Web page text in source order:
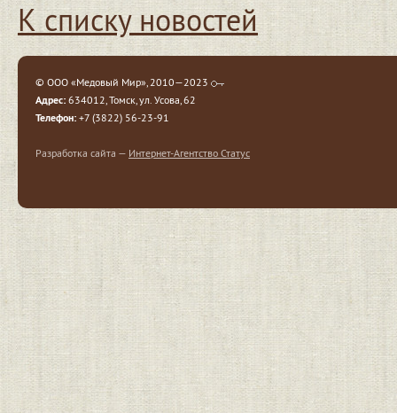
К списку новостей
© ООО «Медовый Мир», 2010—2023
Адрес: 634012, Томск, ул. Усова, 62
Телефон: +7 (3822) 56-23-91
Разработка сайта — Интернет-Агентство Статус